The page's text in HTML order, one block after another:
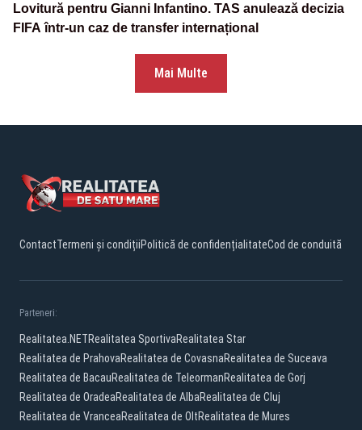
Lovitură pentru Gianni Infantino. TAS anulează decizia
FIFA într-un caz de transfer internațional
Mai Multe
ContactTermeni și condițiiPolitică de confidențialitateCod de conduită
Parteneri:
Realitatea.NETRealitatea SportivaRealitatea Star
Realitatea de PrahovaRealitatea de CovasnaRealitatea de Suceava
Realitatea de BacauRealitatea de TeleormanRealitatea de Gorj
Realitatea de OradeaRealitatea de AlbaRealitatea de Cluj
Realitatea de VranceaRealitatea de OltRealitatea de Mures